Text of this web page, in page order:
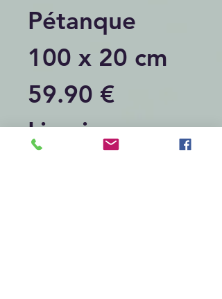
Pétanque
100 x 20 cm
59.90 €
Livraison